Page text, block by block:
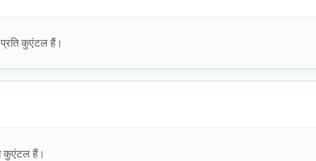
कुएंटल हैं।
कुएंटल हैं।